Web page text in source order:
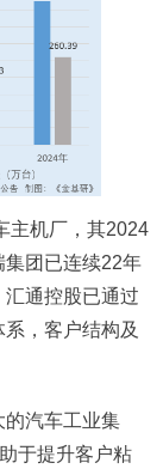
主机厂，其2024
团已连续22年
通控股已通过
，客户结构及
的汽车工业集
于提升客户粘